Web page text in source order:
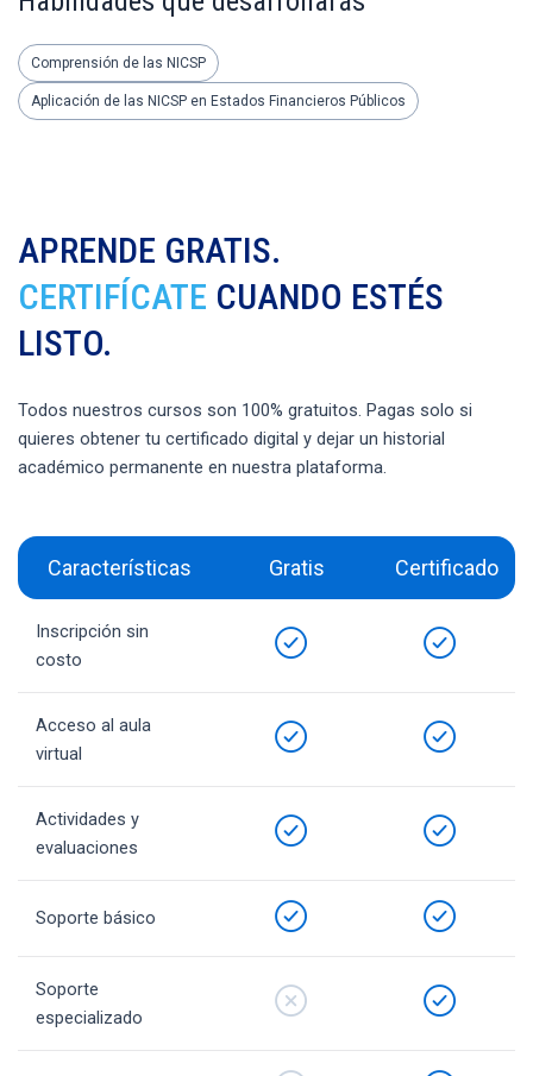
Comprensión de las NICSP
Aplicación de las NICSP en Estados Financieros Públicos
APRENDE GRATIS.
CERTIFÍCATE CUANDO ESTÉS
LISTO.
Todos nuestros cursos son 100% gratuitos. Pagas solo si
quieres obtener tu certificado digital y dejar un historial
académico permanente en nuestra plataforma.
Características Gratis Certificado
Inscripción sin
costo
Acceso al aula
virtual
Actividades y
evaluaciones
Soporte básico
Soporte
especializado